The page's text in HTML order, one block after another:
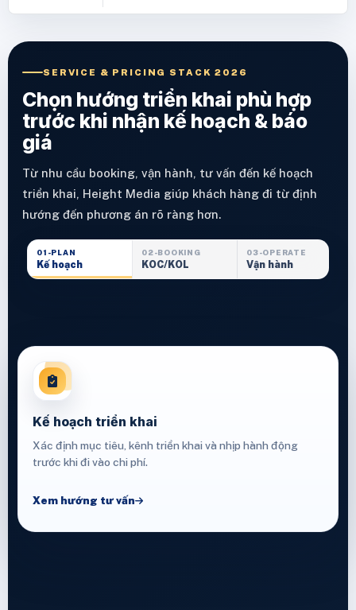
SERVICE & PRICING STACK 2026
Chọn hướng triển khai phù hợp
trước khi nhận kế hoạch & báo
giá
Từ nhu cầu booking, vận hành, tư vấn đến kế hoạch
triển khai, Height Media giúp khách hàng đi từ định
hướng đến phương án rõ ràng hơn.
01-PLAN
Kế hoạch
02-BOOKING
KOC/KOL
03-OPERATE
Vận hành
Kế hoạch triển khai
Xác định mục tiêu, kênh triển khai và nhịp hành động
trước khi đi vào chi phí.
Xem hướng tư vấn